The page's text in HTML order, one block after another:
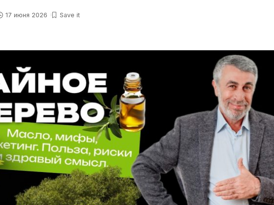
17 июня 2026